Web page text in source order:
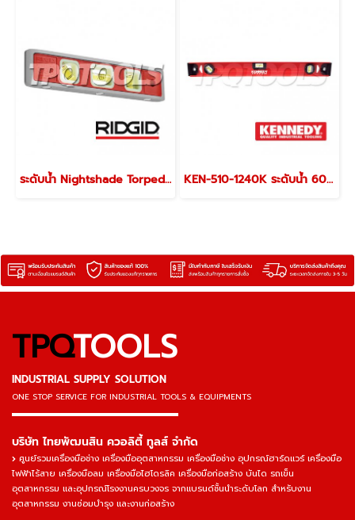
ระดับน้ำ Nightshade Torpedo Level 20233 KEN-510-1240K ระดับน้ำ 600 มม. (24 นิ้ว) KENNEDY GIRDER SECTION SPIRIT LEVEL
TPQTOOLS
INDUSTRIAL SUPPLY SOLUTION
ONE STOP SERVICE FOR INDUSTRIAL TOOLS & EQUIPMENTS
▬▬▬▬▬▬▬▬▬▬▬▬▬▬▬
บริษัท ไทยพัฒนสิน ควอลิตี้ ทูลส์ จำกัด
ศูนย์รวมเครื่องมือช่าง เครื่องมืออุตสาหกรรม เครื่องมือช่าง อุปกรณ์ฮาร์ดแวร์ เครื่องมือ
ไฟฟ้าไร้สาย เครื่องมือลม เครื่องมือไฮโดรลิค เครื่องมือก่อสร้าง บันได รถเข็น
อุตสาหกรรม และอุปกรณ์โรงงานครบวงจร จากแบรนด์ชั้นนำระดับโลก สำหรับงาน
อุตสาหกรรม งานซ่อมบำรุง และงานก่อสร้าง